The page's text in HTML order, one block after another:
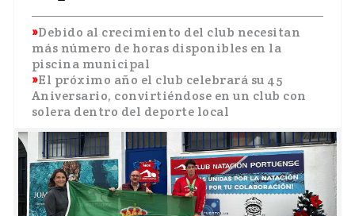
Debido al crecimiento del club necesitan
más número de horas disponibles en la
piscina municipal
El próximo año el club celebrará su 45
Aniversario, convirtiéndose en un club con
solera dentro del deporte local